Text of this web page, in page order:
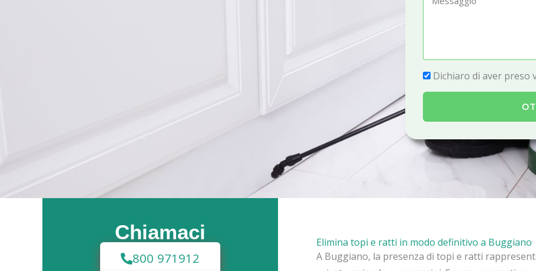
n
o
g
g
P
r
v
a
Dichiaro di aver preso
Chiamaci
800 971912
Elimina topi e ratti in modo definitivo a Buggiano
A Buggiano, la presenza di topi e ratti